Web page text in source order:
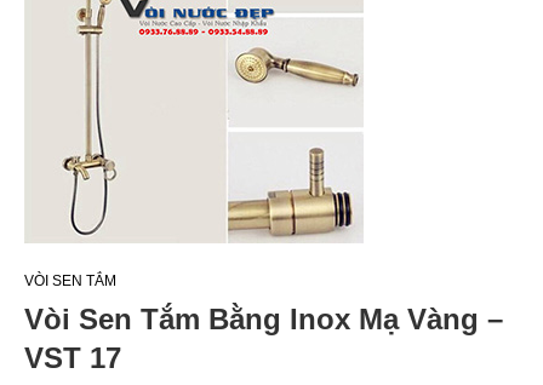
VÒI SEN TẮM
Vòi Sen Tắm Bằng Inox Mạ Vàng –
VST 17